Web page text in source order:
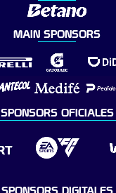
MAIN SPONSORS
SPONSORS OFICIALES